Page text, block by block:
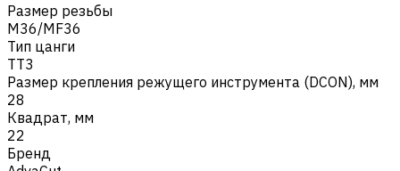
Размер резьбы
M36/MF36
Тип цанги
TT3
Размер крепления режущего инструмента (DCON), мм
28
Квадрат, мм
22
Бренд